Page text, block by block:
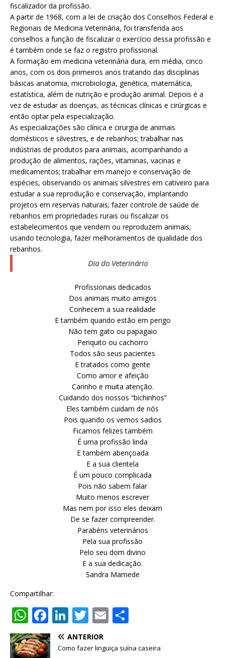
fiscalizador da profissão.
A partir de 1968, com a lei de criação dos Conselhos Federal e
Regionais de Medicina Veterinária, foi transferida aos
conselhos a função de fiscalizar o exercício dessa profissão e
é também onde se faz o registro profissional.
A formação em medicina veterinária dura, em média, cinco
anos, com os dois primeiros anos tratando das disciplinas
básicas anatomia, microbiologia, genética, matemática,
estatística, além de nutrição e produção animal. Depois é a
vez de estudar as doenças, as técnicas clínicas e cirúrgicas e
então optar pela especialização.
As especializações são clínica e cirurgia de animais
domésticos e silvestres, e de rebanhos; trabalhar nas
indústrias de produtos para animais, acompanhando a
produção de alimentos, rações, vitaminas, vacinas e
medicamentos; trabalhar em manejo e conservação de
espécies, observando os animais silvestres em cativeiro para
estudar a sua reprodução e conservação, implantando
projetos em reservas naturais; fazer controle de saúde de
rebanhos em propriedades rurais ou fiscalizar os
estabelecimentos que vendem ou reproduzem animais;
usando tecnologia, fazer melhoramentos de qualidade dos
rebanhos.
Dia do Veterinário
Profissionais dedicados
Dos animais muito amigos
Conhecem a sua realidade
E também quando estão em perigo
Não tem gato ou papagaio
Periquito ou cachorro
Todos são seus pacientes
E tratados como gente
Como amor e afeição
Carinho e muita atenção.
Cuidando dos nossos “bichinhos”
Eles também cuidam de nós
Pois quando os vemos sadios
Ficamos felizes também
É uma profissão linda
E também abençoada
E a sua clientela
É um pouco complicada
Pois não sabem falar
Muito menos escrever
Mas nem por isso eles deixam
De se fazer compreender.
Parabéns veterinários
Pela sua profissão
Pelo seu dom divino
E a sua dedicação.
Sandra Mamede
Compartilhar:
W
h
at
F
a
c
Li
n
k
T
w
it
E
ai ar
ANTERIOR
Como fazer linguiça suína caseira